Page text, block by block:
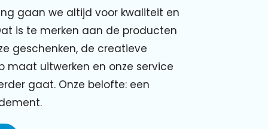
gaan we altijd voor kwaliteit en
is te merken aan de producten
geschenken, de creatieve
maat uitwerken en onze service
gaat. Onze belofte: een